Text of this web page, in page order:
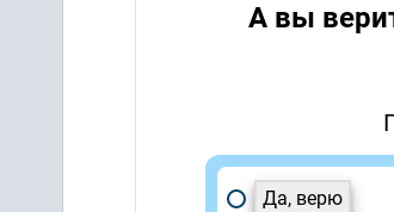
А вы
Да, верю